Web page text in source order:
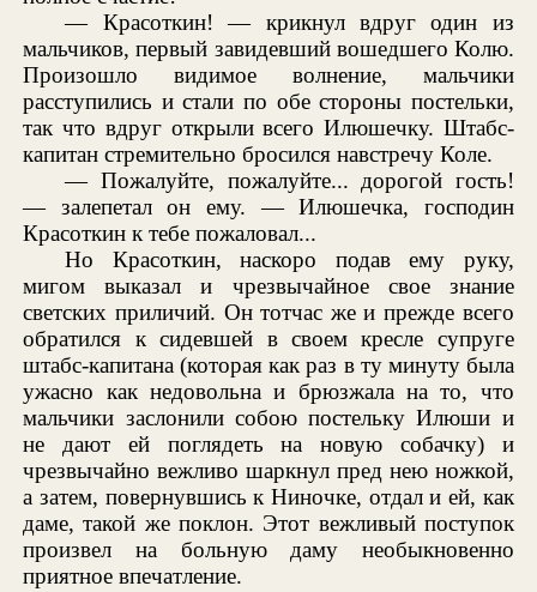
— Красоткин! — крикнул вдруг один из
мальчиков, первый завидевший вошедшего Колю.
Произошло видимое волнение, мальчики
расступились и стали по обе стороны постельки,
так что вдруг открыли всего Илюшечку. Штабс-
капитан стремительно бросился навстречу Коле.
— Пожалуйте, пожалуйте... дорогой гость!
— залепетал он ему. — Илюшечка, господин
Красоткин к тебе пожаловал...
Но Красоткин, наскоро подав ему руку,
мигом выказал и чрезвычайное свое знание
светских приличий. Он тотчас же и прежде всего
обратился к сидевшей в своем кресле супруге
штабс-капитана (которая как раз в ту минуту была
ужасно как недовольна и брюзжала на то, что
мальчики заслонили собою постельку Илюши и
не дают ей поглядеть на новую собачку) и
чрезвычайно вежливо шаркнул пред нею ножкой,
а затем, повернувшись к Ниночке, отдал и ей, как
даме, такой же поклон. Этот вежливый поступок
произвел на больную даму необыкновенно
приятное впечатление.